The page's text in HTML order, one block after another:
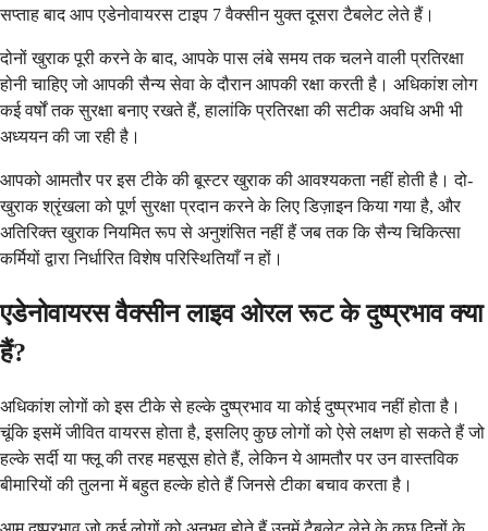
सप्ताह बाद आप एडेनोवायरस टाइप 7 वैक्सीन युक्त दूसरा टैबलेट लेते हैं।
दोनों खुराक पूरी करने के बाद, आपके पास लंबे समय तक चलने वाली प्रतिरक्षा
होनी चाहिए जो आपकी सैन्य सेवा के दौरान आपकी रक्षा करती है। अधिकांश लोग
कई वर्षों तक सुरक्षा बनाए रखते हैं, हालांकि प्रतिरक्षा की सटीक अवधि अभी भी
अध्ययन की जा रही है।
आपको आमतौर पर इस टीके की बूस्टर खुराक की आवश्यकता नहीं होती है। दो-
खुराक श्रृंखला को पूर्ण सुरक्षा प्रदान करने के लिए डिज़ाइन किया गया है, और
अतिरिक्त खुराक नियमित रूप से अनुशंसित नहीं हैं जब तक कि सैन्य चिकित्सा
कर्मियों द्वारा निर्धारित विशेष परिस्थितियाँ न हों।
एडेनोवायरस वैक्सीन लाइव ओरल रूट के दुष्प्रभाव क्या
हैं?
अधिकांश लोगों को इस टीके से हल्के दुष्प्रभाव या कोई दुष्प्रभाव नहीं होता है।
चूंकि इसमें जीवित वायरस होता है, इसलिए कुछ लोगों को ऐसे लक्षण हो सकते हैं जो
हल्के सर्दी या फ्लू की तरह महसूस होते हैं, लेकिन ये आमतौर पर उन वास्तविक
बीमारियों की तुलना में बहुत हल्के होते हैं जिनसे टीका बचाव करता है।